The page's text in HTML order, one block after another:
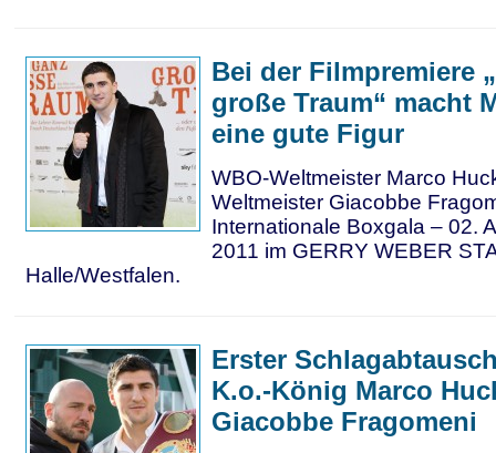
Bei der Filmpremiere
große Traum“ macht
eine gute Figur
WBO-Weltmeister Marco
Weltmeister Giacobbe
Internationale Boxgala – 02.
2011 im GERRY WEBER
Halle/Westfalen.
Erster
K.o.-König Marco
Giacobbe Fragomeni